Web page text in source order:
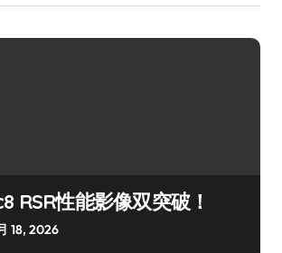
RSR性能影像双突破！
18, 2026